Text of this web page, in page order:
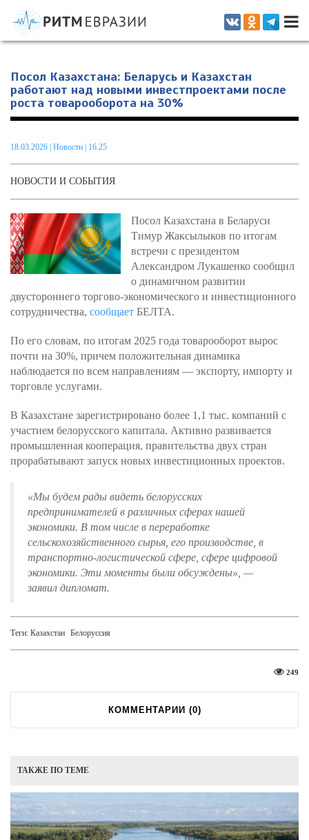
Информационно-аналитическое издание, посвященное актуальным
проблемам интеграции на постсоветском пространстве
Посол Казахстана: Беларусь и Казахстан
работают над новыми инвестпроектами после
роста товарооборота на 30%
18.03.2026 Новости | 16.25
НОВОСТИ И СОБЫТИЯ
Посол Казахстана в Беларуси
Тимур Жаксылыков по итогам
встречи с президентом
Александром Лукашенко сообщил
о динамичном развитии
двустороннего торгово-экономического и инвестиционного
сотрудничества, сообщает БЕЛТА.
По его словам, по итогам 2025 года товарооборот вырос
почти на 30%, причем положительная динамика
наблюдается по всем направлениям — экспорту, импорту и
торговле услугами.
В Казахстане зарегистрировано более 1,1 тыс. компаний с
участием белорусского капитала. Активно развивается
промышленная кооперация, правительства двух стран
прорабатывают запуск новых инвестиционных проектов.
«Мы будем рады видеть белорусских
предпринимателей в различных сферах нашей
экономики. В том числе в переработке
сельскохозяйственного сырья, его производстве, в
транспортно-логистической сфере, сфере цифровой
экономики. Эти моменты были обсуждены» , —
заявил дипломат.
Теги: Казахстан Белоруссия
249
КОММЕНТАРИИ (0)
ТАКЖЕ ПО ТЕМЕ